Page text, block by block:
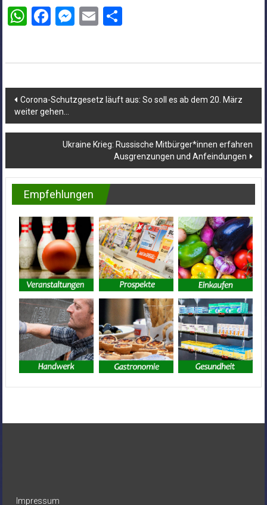
WhatsApp
Facebook
Messenger
EmailTeilen
Beitragsnavigation
Corona-Schutzgesetz läuft aus: So soll es ab dem 20. März
weiter gehen…
Ukraine Krieg: Russische Mitbürger*innen erfahren
Ausgrenzungen und Anfeindungen
Empfehlungen
Impressum